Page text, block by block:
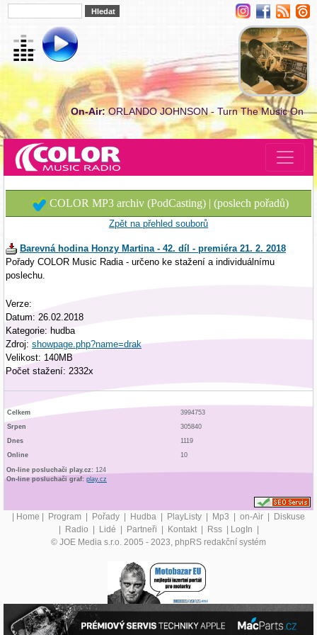
On-Air:ORLANDO JOHNSON - Turn The Music On
COLOR MP3 archiv (PodCasting) | (poslech pořadů)
Zpět na přehled souborů
Barevná hodina Honzy Martina - 42. díl - premiéra 21. 2. 2018
Pořady COLOR Music Radia - určeno ke stažení a individuálnímu
poslechu.
Verze:
Datum: 26.02.2018
Kategorie: hudba
Zdroj: showpage.php?name=drak
Velikost: 140MB
Počet stažení: 2332x
Celkem
3994753
Srpen
305840
Dnes
1119
Online
10
On-line posluchači play.cz: 124
On-line posluchači graf: play.cz
| Home | Program | Pořady | Hudba | PlayListy | Mp3 | on-Air | Diskuse
| Radio | Lidé | Partneři | Kontakt | Rss | LogIn |
© JOE Media s.r.o. 2005 - 2023, phpRS redakční systém